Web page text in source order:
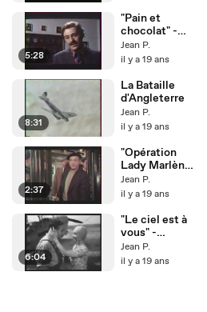
5:28
"Pain et
chocolat" -
Nino Manfredi
Jean P.
il y a 19 ans
8:31
La Bataille
d'Angleterre
Jean P.
il y a 19 ans
2:37
"Opération
Lady Marlène"
-
Lamoureux/S
Jean P.
il y a 19 ans
6:04
"Le ciel est à
vous" -
Vanel/Renaud
/Grémillon
Jean P.
il y a 19 ans